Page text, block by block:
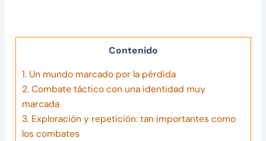
Contenido
1.Un mundo marcado por la pérdida
2.Combate táctico con una identidad muy
marcada
3.Exploración y repetición: tan importantes como
los combates